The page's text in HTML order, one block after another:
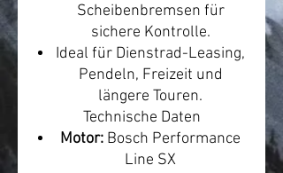
Scheibenbremsen für
sichere Kontrolle.
Ideal für Dienstrad-Leasing,
Pendeln, Freizeit und
längere Touren.
Technische Daten
Motor: Bosch Performance
Line SX